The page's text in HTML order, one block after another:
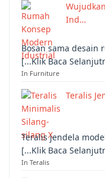
Ind…
Bosan sama desain
[...Klik Baca
In Furniture
Teralis
Teralis jendela
[...Klik Baca
In Teralis